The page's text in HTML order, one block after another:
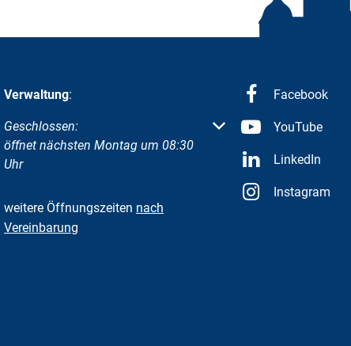
Verwaltung:
Klicken, um weitere Öffnungs- oder Schließzeiten auszublenden
Geschlossen:
öffnet nächsten Montag um 08:30
Uhr
weitere Öffnungszeiten nach
Vereinbarung
Facebook
YouTube
LinkedIn
Instagram